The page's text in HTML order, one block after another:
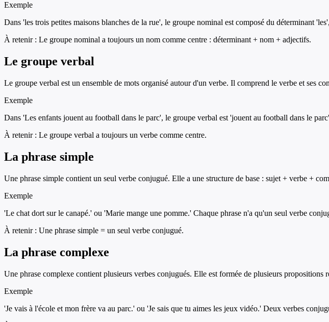
Exemple
Dans 'les trois petites maisons blanches de la rue', le groupe nominal est composé du déterminant
À retenir : Le groupe nominal a toujours un nom comme centre : déterminant + nom + adjectifs.
Le groupe verbal
Le groupe verbal est un ensemble de mots organisé autour d'un verbe. Il comprend le verbe et ses
Exemple
Dans 'Les enfants jouent au football dans le parc', le groupe verbal est 'jouent au football dans le
À retenir : Le groupe verbal a toujours un verbe comme centre.
La phrase simple
Une phrase simple contient un seul verbe conjugué. Elle a une structure de base : sujet + verbe +
Exemple
'Le chat dort sur le canapé.' ou 'Marie mange une pomme.' Chaque phrase n'a qu'un seul verbe
À retenir : Une phrase simple = un seul verbe conjugué.
La phrase complexe
Une phrase complexe contient plusieurs verbes conjugués. Elle est formée de plusieurs
Exemple
'Je vais à l'école et mon frère va au parc.' ou 'Je sais que tu aimes les jeux vidéo.' Deux verbes